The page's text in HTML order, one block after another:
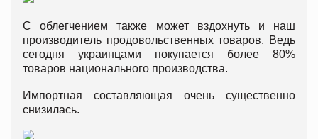
С облегчением также может вздохнуть и наш
производитель продовольственных товаров. Ведь
сегодня украинцами покупается более 80%
товаров национального производства.
Импортная составляющая очень существенно
снизилась.